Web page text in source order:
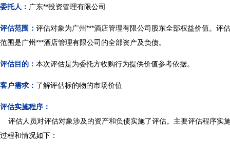
委托人： 广东**投资管理有限公司
评估范围： 评估对象为广州***酒店管理有限公司股东全部权益价值。评估
范围是广州***酒店管理有限公司的全部资产及负债。
评估目的： 本次评估是为委托方收购行为提供价值参考依据。
客户需求： 了解评估标的物的市场价值
评估实施程序：
评估人员对评估对象涉及的资产和负债实施了评估。主要评估程序实
过程和情况如下：